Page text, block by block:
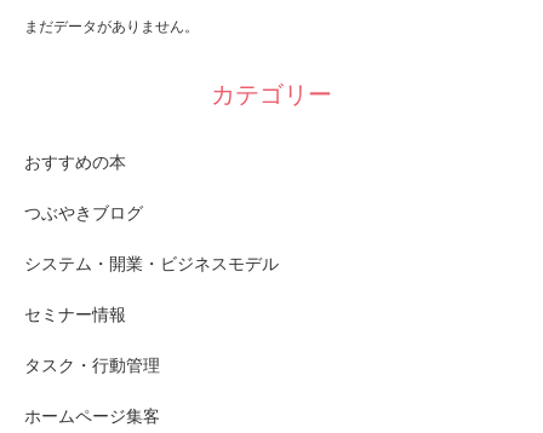
まだデータがありません。
カテゴリー
おすすめの本
つぶやきブログ
システム・開業・ビジネスモデル
セミナー情報
タスク・行動管理
ホームページ集客